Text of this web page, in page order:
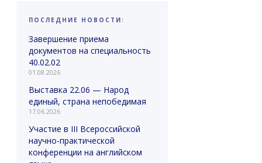
ПОСЛЕДНИЕ НОВОСТИ:
Завершение приема
документов на специальность
40.02.02
01.08.2026
Выставка 22.06 — Народ
единый, страна непобедимая
17.06.2026
Участие в III Всероссийской
научно-практической
конференции на английском